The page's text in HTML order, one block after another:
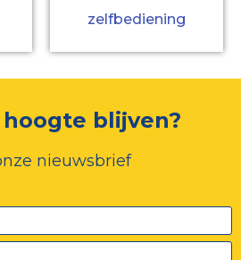
zelfbediening
blijven?
nieuwsbrief